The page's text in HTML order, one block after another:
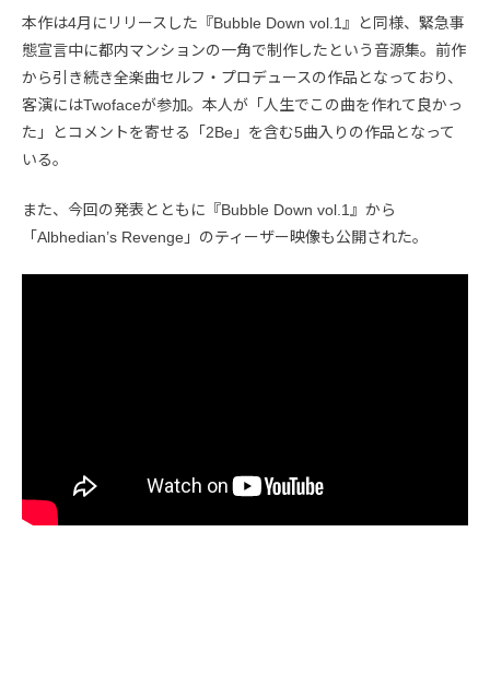
本作は4月にリリースした『Bubble Down vol.1』と同様、緊急事
態宣言中に都内マンションの一角で制作したという音源集。前作
から引き続き全楽曲セルフ・プロデュースの作品となっており、
客演にはTwofaceが参加。本人が「人生でこの曲を作れて良かっ
た」とコメントを寄せる「2Be」を含む5曲入りの作品となって
いる。
また、今回の発表とともに『Bubble Down vol.1』から
「Albhedian’s Revenge」のティーザー映像も公開された。